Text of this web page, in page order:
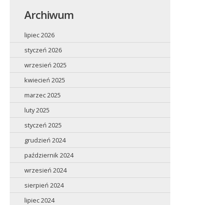
Archiwum
lipiec 2026
styczeń 2026
wrzesień 2025
kwiecień 2025
marzec 2025
luty 2025
styczeń 2025
grudzień 2024
październik 2024
wrzesień 2024
sierpień 2024
lipiec 2024